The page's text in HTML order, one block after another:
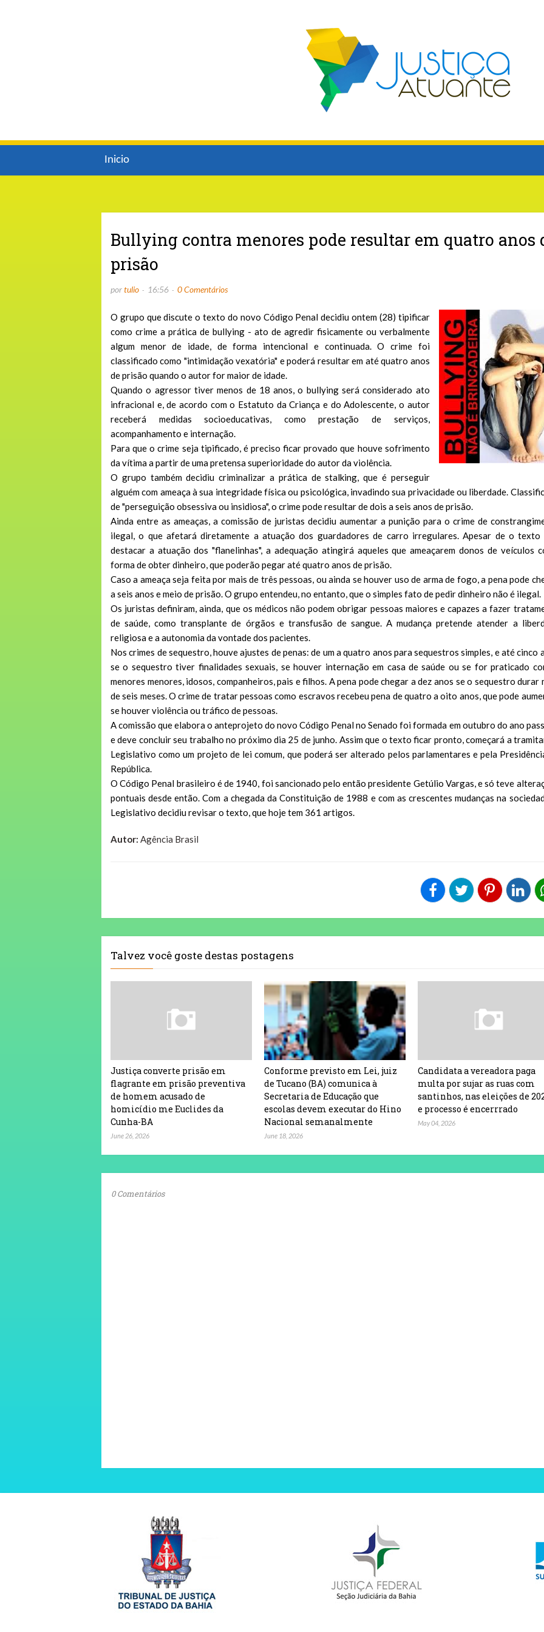
Inicio
Bullying contra menores pode resultar em quatro anos
prisão
portulio 16:56 0 Comentários
O grupo que discute o texto do novo Código Penal decidiu ontem (28) tipificar
como crime a prática de bullying - ato de agredir fisicamente ou verbalmente
algum menor de idade, de forma intencional e continuada. O crime foi
classificado como "intimidação vexatória" e poderá resultar em até quatro anos
de prisão quando o autor for maior de idade.
Quando o agressor tiver menos de 18 anos, o bullying será considerado ato
infracional e, de acordo com o Estatuto da Criança e do Adolescente, o autor
receberá medidas socioeducativas, como prestação de serviços,
acompanhamento e internação.
Para que o crime seja tipificado, é preciso ficar provado que houve sofrimento
da vítima a partir de uma pretensa superioridade do autor da violência.
O grupo também decidiu criminalizar a prática de stalking, que é perseguir
alguém com ameaça à sua integridade física ou psicológica, invadindo sua privacidade ou liberdade.
de "perseguição obsessiva ou insidiosa", o crime pode resultar de dois a seis anos de prisão.
Ainda entre as ameaças, a comissão de juristas decidiu aumentar a punição para o crime de
ilegal, o que afetará diretamente a atuação dos guardadores de carro irregulares. Apesar de o texto
destacar a atuação dos "flanelinhas", a adequação atingirá aqueles que ameaçarem donos de veículos
forma de obter dinheiro, que poderão pegar até quatro anos de prisão.
Caso a ameaça seja feita por mais de três pessoas, ou ainda se houver uso de arma de fogo, a pena pode
a seis anos e meio de prisão. O grupo entendeu, no entanto, que o simples fato de pedir dinheiro não é ilegal.
Os juristas definiram, ainda, que os médicos não podem obrigar pessoas maiores e capazes a fazer
de saúde, como transplante de órgãos e transfusão de sangue. A mudança pretende atender a
religiosa e a autonomia da vontade dos pacientes.
Nos crimes de sequestro, houve ajustes de penas: de um a quatro anos para sequestros simples, e até cinco
se o sequestro tiver finalidades sexuais, se houver internação em casa de saúde ou se for praticado
menores menores, idosos, companheiros, pais e filhos. A pena pode chegar a dez anos se o sequestro durar
de seis meses. O crime de tratar pessoas como escravos recebeu pena de quatro a oito anos, que pode
se houver violência ou tráfico de pessoas.
A comissão que elabora o anteprojeto do novoCódigo Penalno Senado foi formada em outubro do ano
e deve concluir seu trabalho no próximo dia 25 de junho. Assim que o texto ficar pronto, começará a
Legislativo como um projeto de lei comum, que poderá ser alterado pelos parlamentares e pela
República.
OCódigo Penal brasileiro é de 1940, foi sancionado pelo então presidente Getúlio Vargas, e só teve
pontuais desde então. Com a chegada daConstituição de 1988 e com as crescentes mudanças na
Legislativo decidiu revisar o texto, que hoje tem 361 artigos.
Autor: Agência Brasil
Talvez você goste destas postagens
Justiça converte prisão em
flagrante em prisão preventiva
de homem acusado de
homicídio me Euclides da
Cunha-BA
June 26, 2026
Conforme previsto em Lei, juiz
de Tucano (BA) comunica à
Secretaria de Educação que
escolas devem executar do Hino
Nacional semanalmente
June 18, 2026
Candidata a vereadora paga
multa por sujar as ruas com
santinhos, nas eleições de
e processo é encerrrado
May 04, 2026
0 Comentários